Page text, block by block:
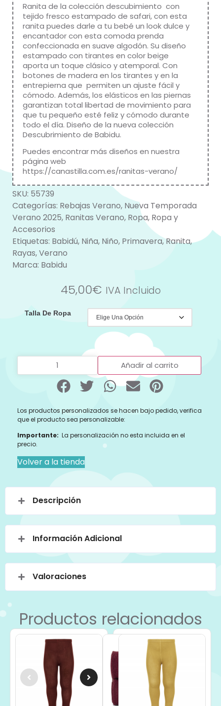
Ranita de la colección descubimiento con
tejido fresco estampado de safari, con esta
ranita puedes darle a tu bebé un look dulce y
encantador con esta comoda prenda
confeccionada en suave algodón. Su diseño
estampado con tirantes en color beige
aporta un toque clásico y atemporal. Con
botones de madera en los tirantes y en la
entrepierna que permiten un ajuste fácil y
cómodo. Además, los elásticos en las piernas
garantizan total libertad de movimiento para
que tu pequeño esté feliz y cómodo durante
todo el día. Diseño de la nueva colección
Descubrimiento de Babidu.
Puedes encontrar más diseños en nuestra
página web
https://canastilla.com.es/ranitas-verano/
SKU: 55739
Categorías: Rebajas Verano, Nueva Temporada
Verano 2025, Ranitas Verano, Ropa, Ropa y
Accesorios
Etiquetas: Babidú, Niña, Niño, Primavera,Ranita,
Rayas,Verano
Marca: Babidu
45,00€ IVA Incluido
Talla De Ropa
Añadir al carrito
Los productos personalizados se hacen bajo pedido, verifica
que el producto sea personalizable:
Importante: La personalización no esta incluida en el
precio.
Volver a la tienda
Descripción
Información Adicional
Valoraciones
Productos relacionados